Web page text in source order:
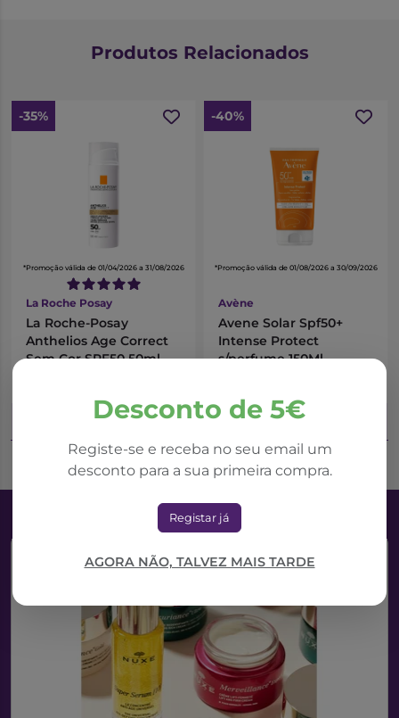
Desconto de 5€
Registe-se e receba no seu email um
desconto para a sua primeira compra.
Registar já
AGORA NÃO, TALVEZ MAIS TARDE
Produtos Relacionados
-35%
*Promoção válida de 01/04/2026 a 31/08/2026
La Roche Posay
La Roche-Posay
Anthelios Age Correct
Sem Cor SPF50 50ml
Adicionar ao Carrinho
-40%
*Promoção válida de 01/08/2026 a 30/09/2026
Avène
Avene Solar Spf50+
Intense Protect
s/perfume 150Ml
Adicionar ao Carrinho